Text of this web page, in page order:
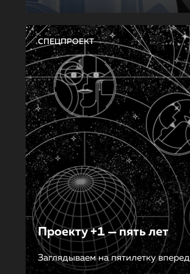
СПЕЦПРОЕКТ
Проекту +1 — пять лет
Заглядываем на пятилетку вперед